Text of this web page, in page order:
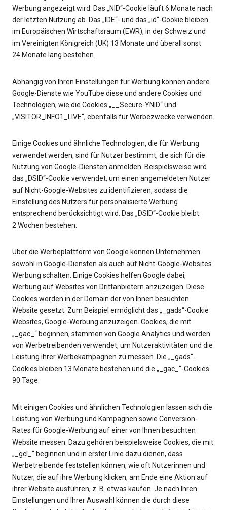
Werbung angezeigt wird. Das „NID“-Cookie läuft 6 Monate nach
der letzten Nutzung ab. Das „IDE“- und das „id“-Cookie bleiben
im Europäischen Wirtschaftsraum (EWR), in der Schweiz und
im Vereinigten Königreich (UK) 13 Monate und überall sonst
24 Monate lang bestehen.
Abhängig von Ihren Einstellungen für Werbung können andere
Google-Dienste wie YouTube diese und andere Cookies und
Technologien, wie die Cookies „__Secure-YNID“ und
„VISITOR_INFO1_LIVE“, ebenfalls für Werbezwecke verwenden.
Einige Cookies und ähnliche Technologien, die für Werbung
verwendet werden, sind für Nutzer bestimmt, die sich für die
Nutzung von Google-Diensten anmelden. Beispielsweise wird
das „DSID“-Cookie verwendet, um einen angemeldeten Nutzer
auf Nicht-Google-Websites zu identifizieren, sodass die
Einstellung des Nutzers für personalisierte Werbung
entsprechend berücksichtigt wird. Das „DSID“-Cookie bleibt
2 Wochen bestehen.
Über die Werbeplattform von Google können Unternehmen
sowohl in Google-Diensten als auch auf Nicht-Google-Websites
Werbung schalten. Einige Cookies helfen Google dabei,
Werbung auf Websites von Drittanbietern anzuzeigen. Diese
Cookies werden in der Domain der von Ihnen besuchten
Website gesetzt. Zum Beispiel ermöglicht das „_gads“-Cookie
Websites, Google-Werbung anzuzeigen. Cookies, die mit
„_gac_“ beginnen, stammen von Google Analytics und werden
von Werbetreibenden verwendet, um Nutzeraktivitäten und die
Leistung ihrer Werbekampagnen zu messen. Die „_gads“-
Cookies bleiben 13 Monate bestehen und die „_gac_“-Cookies
90 Tage.
Mit einigen Cookies und ähnlichen Technologien lassen sich die
Leistung von Werbung und Kampagnen sowie Conversion-
Rates für Google-Werbung auf einer von Ihnen besuchten
Website messen. Dazu gehören beispielsweise Cookies, die mit
„_gcl_“ beginnen und in erster Linie dazu dienen, dass
Werbetreibende feststellen können, wie oft Nutzerinnen und
Nutzer, die auf ihre Werbung klicken, am Ende eine Aktion auf
ihrer Website ausführen, z. B. etwas kaufen. Je nach Ihren
Einstellungen und Ihrer Auswahl können die durch diese